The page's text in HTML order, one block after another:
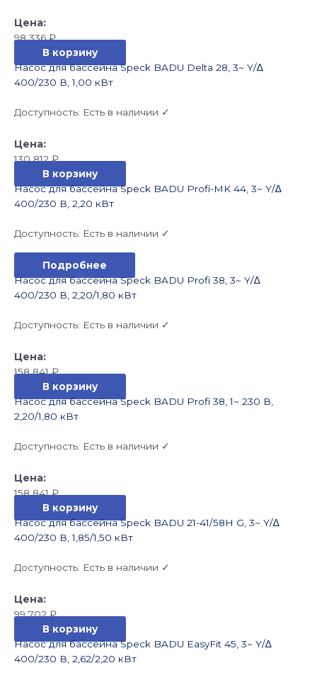
98 336₽
В корзину
Насос для бассейна Speck BADU Delta 28, 3~ Y/∆
400/230 В, 1,00 кВт
Доступность: Есть в наличии ✓
130 812₽
В корзину
Насос для бассейна Speck BADU Profi-MK 44, 3~ Y/∆
400/230 В, 2,20 кВт
Доступность: Есть в наличии ✓
Подробнее
Насос для бассейна Speck BADU Profi 38, 3~ Y/∆
400/230 В, 2,20/1,80 кВт
Доступность: Есть в наличии ✓
158 841₽
В корзину
Насос для бассейна Speck BADU Profi 38, 1~ 230 В,
2,20/1,80 кВт
Доступность: Есть в наличии ✓
158 841₽
В корзину
Насос для бассейна Speck BADU 21-41/58H G, 3~ Y/∆
400/230 В, 1,85/1,50 кВт
Доступность: Есть в наличии ✓
99 702₽
В корзину
Насос для бассейна Speck BADU EasyFit 45, 3~ Y/∆
400/230 В, 2,62/2,20 кВт